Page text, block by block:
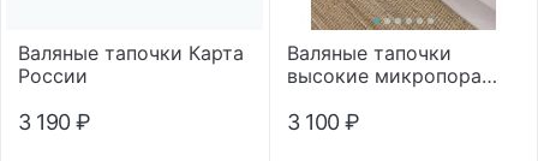
Валяные тапочки Карта
России
3 190 ₽
Валяные тапочки
высокие микропора
3 100 ₽